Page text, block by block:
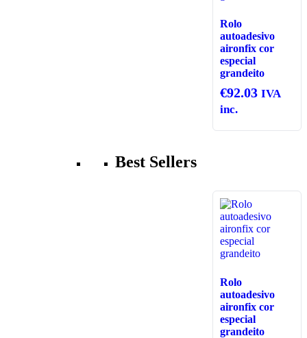
Rolo
autoadesivo
aironfix cor
especial
grandeito
€92.03 IVA
inc.
Best Sellers
Rolo
autoadesivo
aironfix cor
especial
grandeito